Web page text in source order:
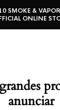
SMOKE &
ONLINE
anunciar